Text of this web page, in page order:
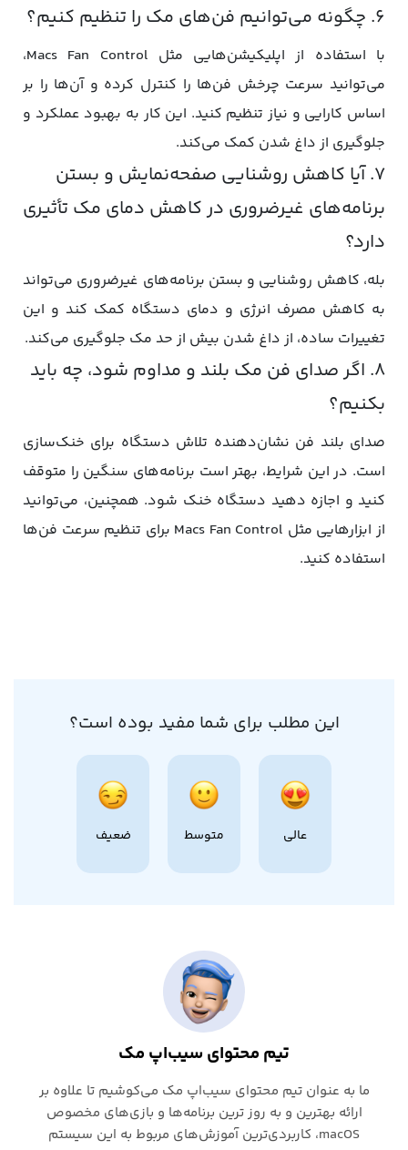
۶. چگونه می‌توانیم فن‌های مک را تنظیم کنیم؟
با استفاده از اپلیکیشن‌هایی مثل Macs Fan Control،
می‌توانید سرعت چرخش فن‌ها را کنترل کرده و آن‌ها را بر
اساس کارایی و نیاز تنظیم کنید. این کار به بهبود عملکرد و
جلوگیری از داغ شدن کمک می‌کند.
۷. آیا کاهش روشنایی صفحه‌نمایش و بستن
برنامه‌های غیرضروری در کاهش دمای مک تأثیری
دارد؟
بله، کاهش روشنایی و بستن برنامه‌های غیرضروری می‌تواند
به کاهش مصرف انرژی و دمای دستگاه کمک کند و این
تغییرات ساده، از داغ شدن بیش از حد مک جلوگیری می‌کند.
۸. اگر صدای فن مک بلند و مداوم شود، چه باید
بکنیم؟
صدای بلند فن نشان‌دهنده تلاش دستگاه برای خنک‌سازی
است. در این شرایط، بهتر است برنامه‌های سنگین را متوقف
کنید و اجازه دهید دستگاه خنک شود. همچنین، می‌توانید
از ابزارهایی مثل Macs Fan Control برای تنظیم سرعت فن‌ها
استفاده کنید.
این مطلب برای شما مفید بوده است؟
عالی متوسط ضعیف
تیم محتوای سیب‌اپ مک
ما به عنوان تیم محتوای سیب‌اپ مک می‌کوشیم تا علاوه بر
ارائه بهترین و به روز ترین برنامه‌ها و بازی‌های مخصوص
macOS، کاربردی‌ترین آموزش‌های مربوط به این سیستم